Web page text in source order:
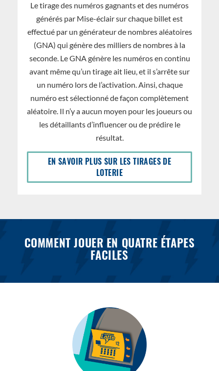
Le tirage des numéros gagnants et des numéros
générés par Mise-éclair sur chaque billet est
effectué par un générateur de nombres aléatoires
(GNA) qui génère des milliers de nombres à la
seconde. Le GNA génère les numéros en continu
avant même qu’un tirage ait lieu, et il s’arrête sur
un numéro lors de l’activation. Ainsi, chaque
numéro est sélectionné de façon complètement
aléatoire. Il n’y a aucun moyen pour les joueurs ou
les détaillants d’influencer ou de prédire le
résultat.
EN SAVOIR PLUS SUR LES TIRAGES DE
LOTERIE
COMMENT JOUER EN QUATRE ÉTAPES
FACILES